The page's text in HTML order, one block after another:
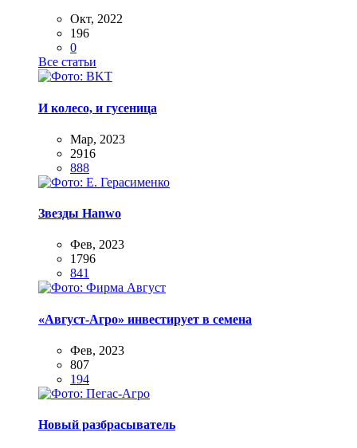
Окт, 2022
196
0
Все статьи
И колесо, и гусеница
Мар, 2023
2916
888
Звезды Hanwo
Фев, 2023
1796
841
«Август-Агро» инвестирует в семена
Фев, 2023
807
194
Новый разбрасыватель